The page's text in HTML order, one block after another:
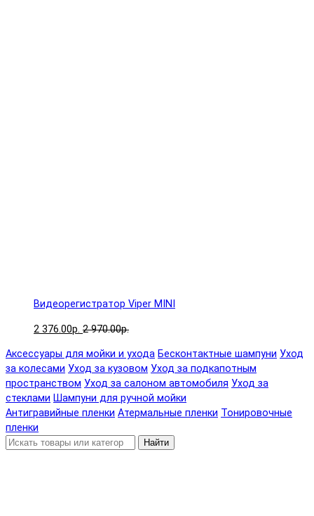
Видеорегистратор Viper MINI
2 376.00р. 2 970.00р.
Аксессуары для мойки и ухода Бесконтактные шампуни Уход
за колесами Уход за кузовом Уход за подкапотным
пространством Уход за салоном автомобиля Уход за
стеклами Шампуни для ручной мойки
Антигравийные пленки Атермальные пленки Тонировочные
пленки
Найти